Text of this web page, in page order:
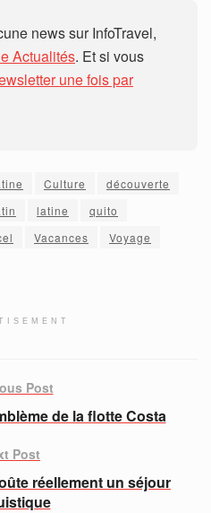
news sur InfoTravel,
Actualités. Et si vous
une fois par
Culture
découverte
latine
quito
Vacances
Voyage
Post
de la flotte Costa
Post
réellement un séjour